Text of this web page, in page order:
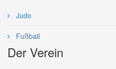
Judo
Fußball
Der Verein